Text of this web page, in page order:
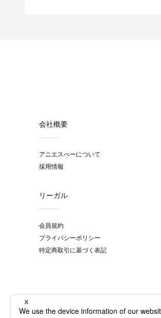
会社概要
アニエスべーについて
採用情報
リーガル
会員規約
プライバシーポリシー
特定商取引に基づく表記